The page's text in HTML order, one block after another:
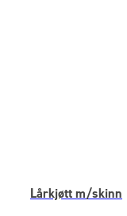
Lårkjøtt m/skinn